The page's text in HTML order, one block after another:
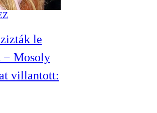
le
− Mosoly
villantott: